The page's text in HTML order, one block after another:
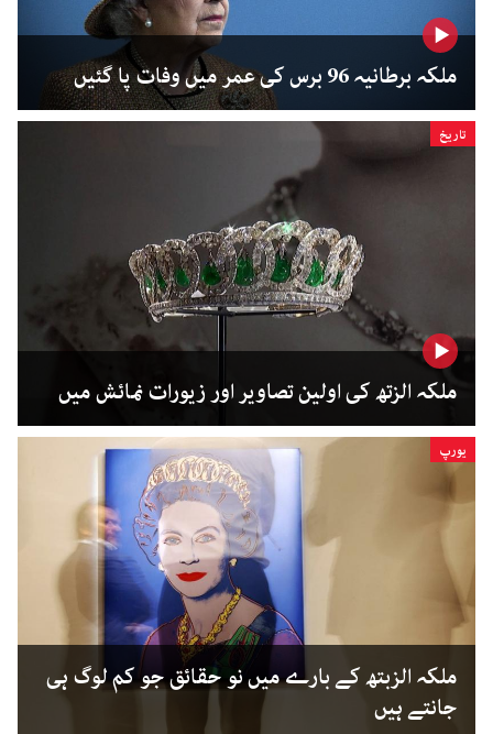
ملکہ برطانیہ 96 برس کی عمر میں وفات پا گئیں
تاریخ
ملکہ الزتھ کی اولین تصاویر اور زیورات نمائش میں
یورپ
ملکہ الزبتھ کے بارے میں نو حقائق جو کم لوگ ہی
جانتے ہیں